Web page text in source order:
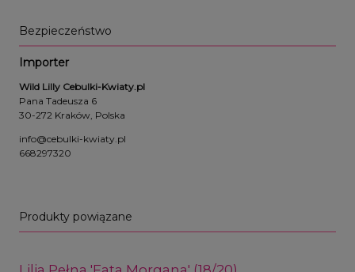
Bezpieczeństwo
Importer
Wild Lilly Cebulki-Kwiaty.pl
Pana Tadeusza 6
30-272 Kraków, Polska
info@cebulki-kwiaty.pl
668297320
Produkty powiązane